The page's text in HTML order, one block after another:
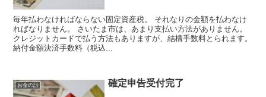
毎年払わなければならない固定資産税。 それなりの金額を払わなけ
ればなりません。 さいたま市は、あまり支払い方法がありません。
クレジットカードで払う方法もありますが、結構手数料とられます。
納付金額決済手数料（税込...
お金の話 確定申告受付完了